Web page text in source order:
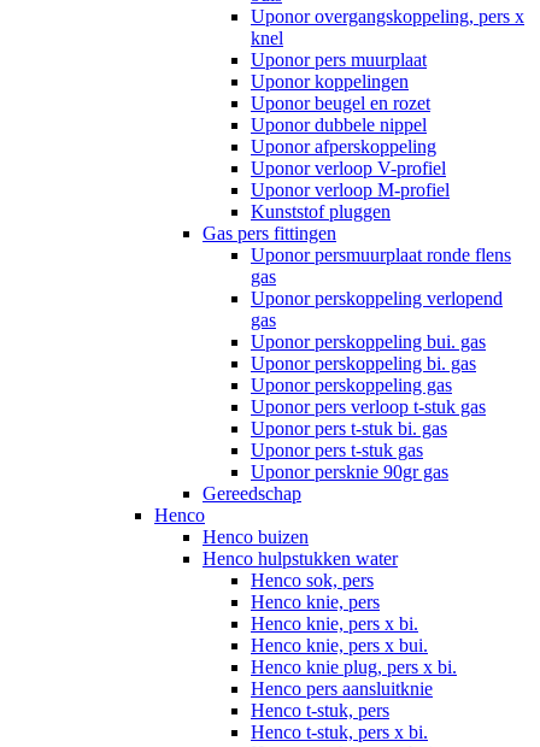
Uponor overgangskoppeling, pers x
knel
Uponor pers muurplaat
Uponor koppelingen
Uponor beugel en rozet
Uponor dubbele nippel
Uponor afperskoppeling
Uponor verloop V-profiel
Uponor verloop M-profiel
Kunststof pluggen
Gas pers fittingen
Uponor persmuurplaat ronde flens
gas
Uponor perskoppeling verlopend
gas
Uponor perskoppeling bui. gas
Uponor perskoppeling bi. gas
Uponor perskoppeling gas
Uponor pers verloop t-stuk gas
Uponor pers t-stuk bi. gas
Uponor pers t-stuk gas
Uponor persknie 90gr gas
Gereedschap
Henco
Henco buizen
Henco hulpstukken water
Henco sok, pers
Henco knie, pers
Henco knie, pers x bi.
Henco knie, pers x bui.
Henco knie plug, pers x bi.
Henco pers aansluitknie
Henco t-stuk, pers
Henco t-stuk, pers x bi.